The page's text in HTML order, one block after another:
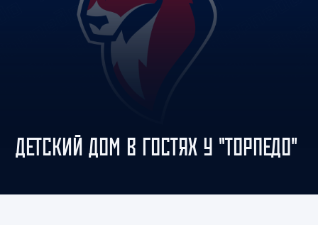
ДЕТСКИЙ ДОМ В ГОСТЯХ У "ТОРПЕДО"